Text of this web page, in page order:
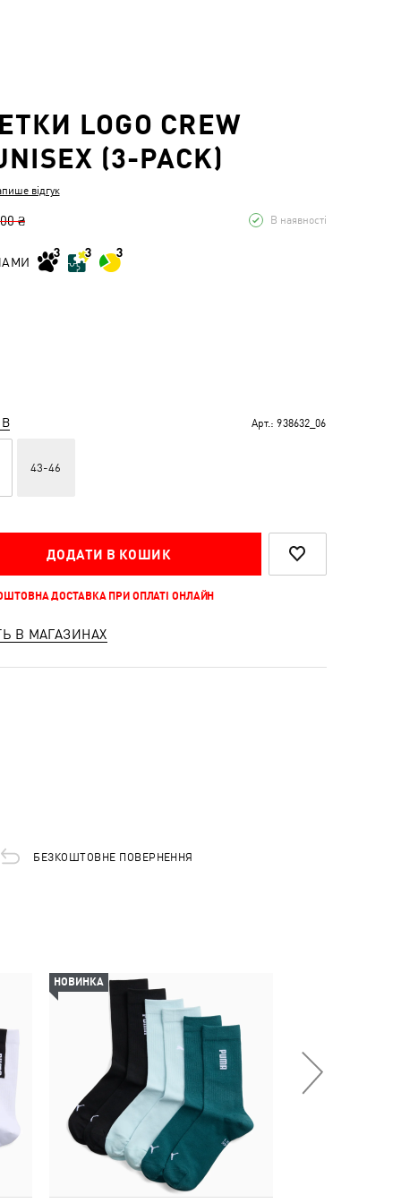
LOGO CREW
(3-PACK)
відгук
₴ В наявності
Арт.: 938632_06
43-46
ДОДАТИ В КОШИК
ДОСТАВКА ПРИ ОПЛАТІ ОНЛАЙН
В МАГАЗИНАХ
БЕЗКОШТОВНЕ ПОВЕРНЕННЯ
НОВИНКА